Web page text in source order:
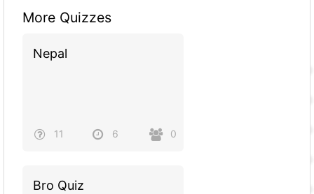
More Quizzes
Nepal
11 6 0
Bro Quiz